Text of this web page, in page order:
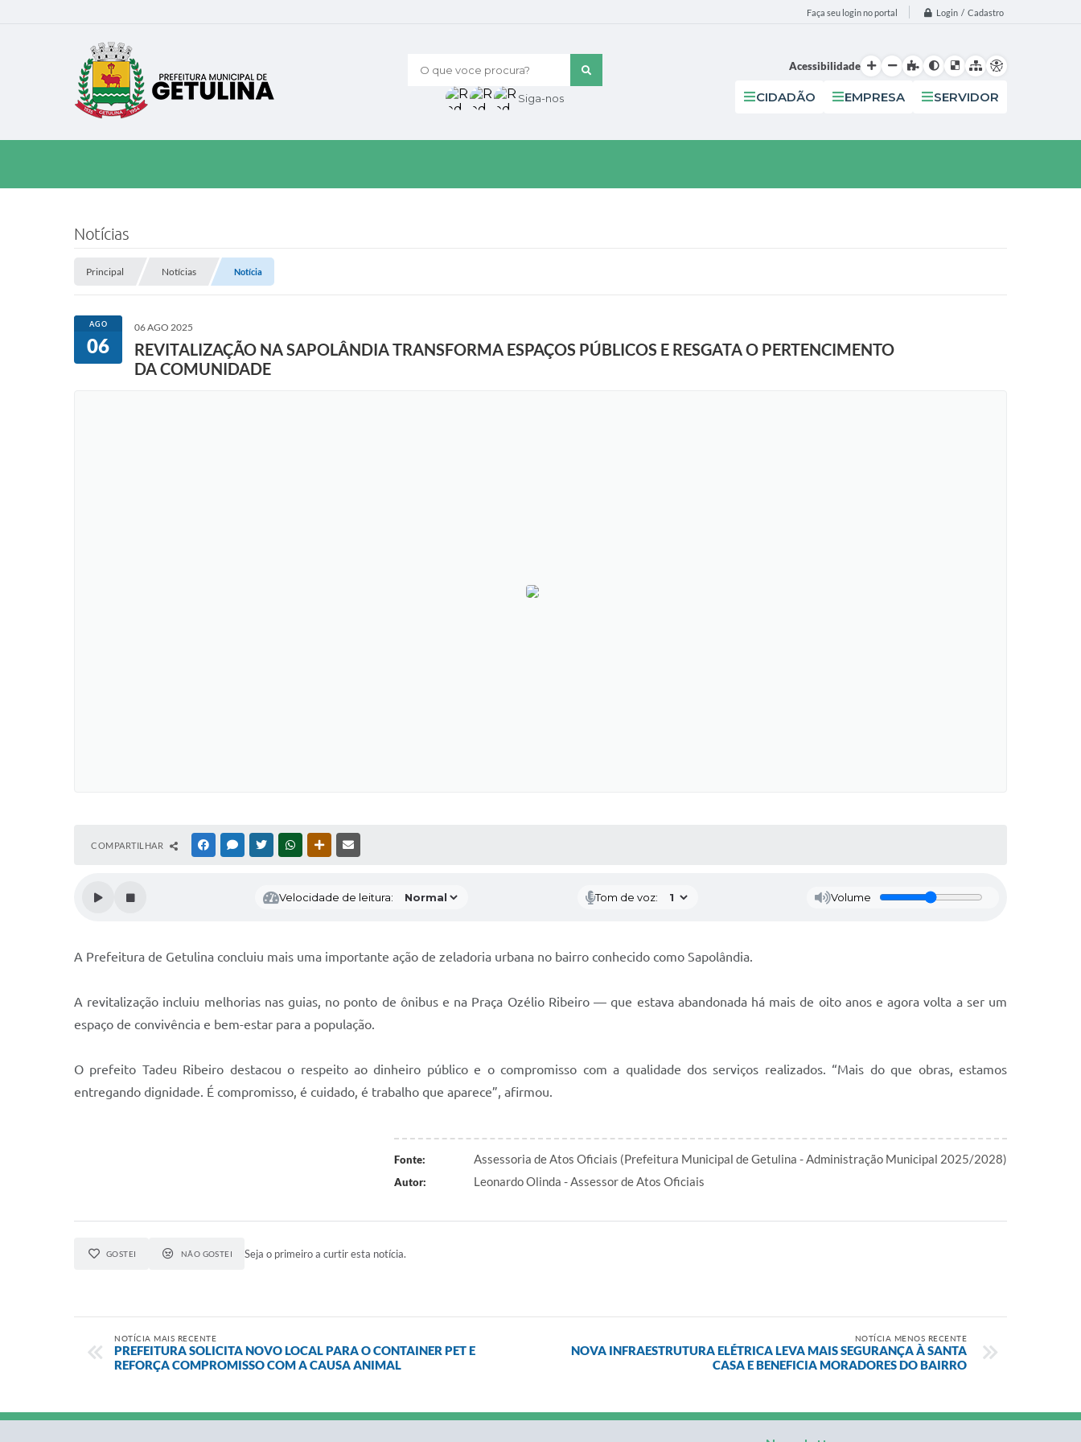
Faça seu login no portal Login / Cadastro
O que voce procura?
Siga-nos
Acessibilidade
CIDADÃO EMPRESA SERVIDOR
Notícias
Principal Notícias Notícia
AGO
06
06 AGO 2025
REVITALIZAÇÃO NA SAPOLÂNDIA TRANSFORMA ESPAÇOS PÚBLICOS E RESGATA O PERTENCIMENTO
DA COMUNIDADE
COMPARTILHAR FACEBOOKMESSENGER
TWITTERWHATSAPPOUTRAS MÍDIAS
Velocidade de leitura: Tom de voz: Volume
A Prefeitura de Getulina concluiu mais uma importante ação de zeladoria urbana no bairro conhecido como Sapolândia.
A revitalização incluiu melhorias nas guias, no ponto de ônibus e na Praça Ozélio Ribeiro — que estava abandonada há mais de oito anos e agora volta a ser um
espaço de convivência e bem-estar para a população.
O prefeito Tadeu Ribeiro destacou o respeito ao dinheiro público e o compromisso com a qualidade dos serviços realizados. “Mais do que obras, estamos
entregando dignidade. É compromisso, é cuidado, é trabalho que aparece”, afirmou.
Fonte: Assessoria de Atos Oficiais (Prefeitura Municipal de Getulina - Administração Municipal 2025/2028)
Autor: Leonardo Olinda - Assessor de Atos Oficiais
GOSTEI NÃO GOSTEI Seja o primeiro a curtir esta notícia.
NOTÍCIA MAIS RECENTE
PREFEITURA SOLICITA NOVO LOCAL PARA O CONTAINER PET E
REFORÇA COMPROMISSO COM A CAUSA ANIMAL
NOTÍCIA MENOS RECENTE
NOVA INFRAESTRUTURA ELÉTRICA LEVA MAIS SEGURANÇA À SANTA
CASA E BENEFICIA MORADORES DO BAIRRO